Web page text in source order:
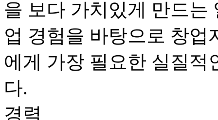
을 보다 가치있게 만드는
업 경험을 바탕으로 창업
에게 가장 필요한 실질적
다.
경력